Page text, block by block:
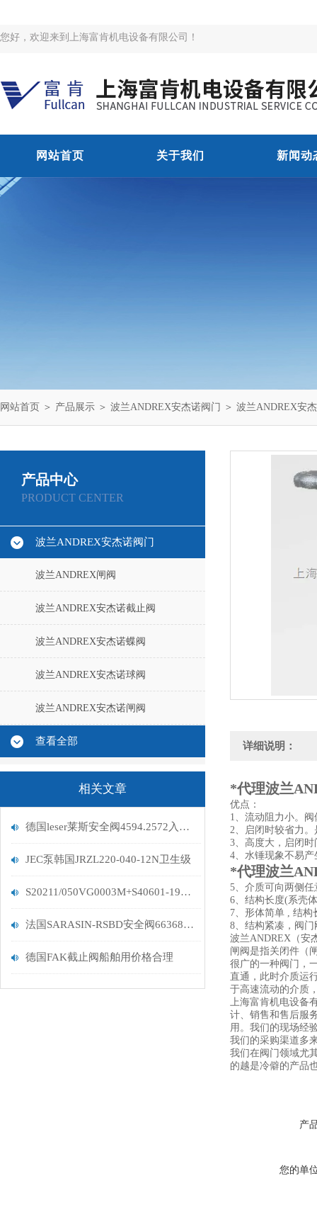
您好，欢迎来到上海富肯机电设备有限公司！
网站首页 关于我们 新闻动
网站首页 ＞ 产品展示 ＞ 波兰ANDREX安杰诺阀门 ＞ 波兰ANDREX安
产品中心
PRODUCT CENTER
波兰ANDREX安杰诺阀门
波兰ANDREX闸阀
波兰ANDREX安杰诺截止阀
波兰ANDREX安杰诺蝶阀
波兰ANDREX安杰诺球阀
波兰ANDREX安杰诺闸阀
查看全部
相关文章
德国leser莱斯安全阀4594.2572入口螺纹一寸
JEC泵韩国JRZL220-040-12N卫生级
S20211/050VG0003M+S40601-19舒伯特气动调节阀
法国SARASIN-RSBD安全阀66368C112F2AA
德国FAK截止阀船舶用价格合理
详细说明：
*代理波兰
优点：
1、流动阻力小。
2、启闭时较省力
3、高度大，启闭
4、水锤现象不易
*代理波兰
5、介质可向两侧
6、结构长度(系壳
7、形体简单 , 结构
8、结构紧凑，阀
波兰ANDREX（安
闸阀是指关闭件（
很广的一种阀门，
直通，此时介质运
于高速流动的介质
上海富肯机电设备
计、销售和售后服
用。我们的现场经
我们的采购渠道多
我们在阀门领域尤
的越是冷僻的产品
产
您的单